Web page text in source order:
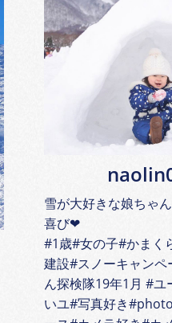
雪が大好きな娘ちゃ
喜び❤
#1歳#女の子#かまく
建設#スノーキャンペ
ん探検隊19年1月 #ユ
いユ#写真好き